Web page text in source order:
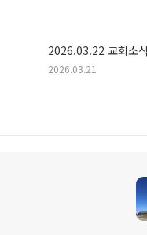
2026.03.22 교회소식
2026.03.21